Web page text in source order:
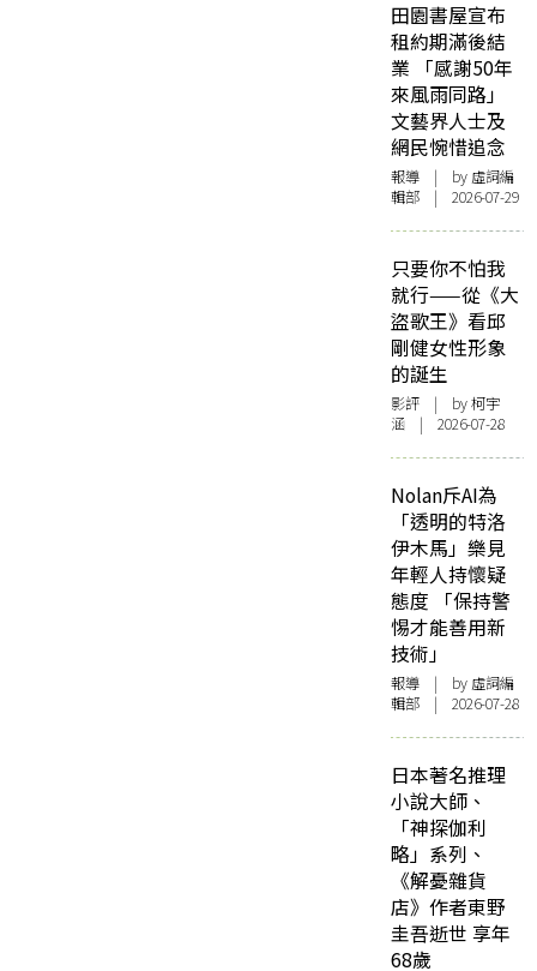
田園書屋宣布
租約期滿後結
業 「感謝50年
來風雨同路」
文藝界人士及
網民惋惜追念
報導 | by 虛詞編
輯部 | 2026-07-29
只要你不怕我
就行——從《大
盜歌王》看邱
剛健女性形象
的誕生
影評 | by 柯宇
涵 | 2026-07-28
Nolan斥AI為
「透明的特洛
伊木馬」樂見
年輕人持懷疑
態度 「保持警
惕才能善用新
技術」
報導 | by 虛詞編
輯部 | 2026-07-28
日本著名推理
小說大師、
「神探伽利
略」系列、
《解憂雜貨
店》作者東野
圭吾逝世 享年
68歲